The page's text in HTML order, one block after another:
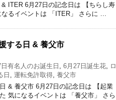
ITER 6月27日の記念日は 【ちらし寿
るイベントは 「ITER」 さらに …
する日 & 養父市
有名人のお誕生日 , 6月27日誕生花, ロ
日 , 運転免許取得, 養父市
& 養父市 6月27日の記念日は 【起業
気になるイベントは 「養父市」 さら